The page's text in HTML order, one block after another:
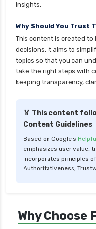
personal loan for it
personal loan for
personal loan for
personal loan for
personal loan for
personal loan for
personal loan in 10
personal loan in
personal loan in
insights.
Why Should You Trust
This content is created to
decisions. It aims to
topics so that you can
take the right steps with
keeping transparency,
🏅 This content
Content Guidelines
Based on Google's
emphasizes user value,
incorporates principles
Authoritativeness,
Why Choose